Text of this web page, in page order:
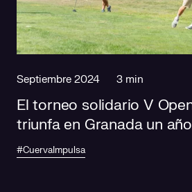
Septiembre 2024 3 min
El torneo solidario V
triunfa en Granada un
#CuervaImpulsa